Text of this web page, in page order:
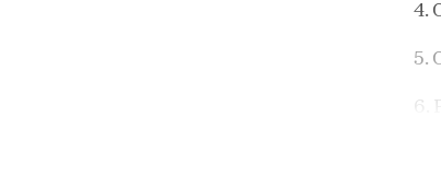
4.
5.
6.